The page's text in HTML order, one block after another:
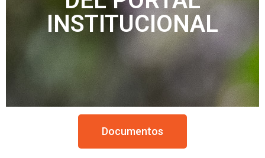
INSTITUCIONAL
Documentos